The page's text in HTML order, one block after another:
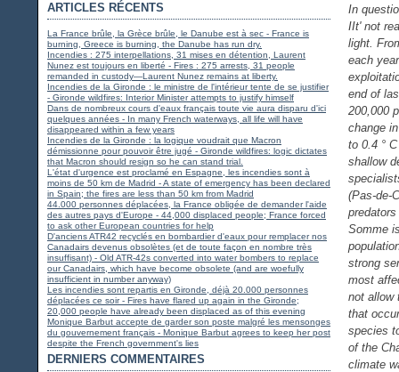
ARTICLES RÉCENTS
La France brûle, la Grèce brûle, le Danube est à sec - France is
burning, Greece is burning, the Danube has run dry.
Incendies : 275 interpellations, 31 mises en détention, Laurent
Nunez est toujours en liberté - Fires : 275 arrests, 31 people
remanded in custody—Laurent Nunez remains at liberty.
Incendies de la Gironde : le ministre de l'intérieur tente de se justifier
- Gironde wildfires: Interior Minister attempts to justify himself
Dans de nombreux cours d'eaux français toute vie aura disparu d'ici
quelques années - In many French waterways, all life will have
disappeared within a few years
Incendies de la Gironde : la logique voudrait que Macron
démissionne pour pouvoir être jugé - Gironde wildfires: logic dictates
that Macron should resign so he can stand trial.
L'état d'urgence est proclamé en Espagne, les incendies sont à
moins de 50 km de Madrid - A state of emergency has been declared
in Spain; the fires are less than 50 km from Madrid
44.000 personnes déplacées, la France obligée de demander l'aide
des autres pays d'Europe - 44,000 displaced people; France forced
to ask other European countries for help
D'anciens ATR42 recyclés en bombardier d'eaux pour remplacer nos
Canadairs devenus obsolètes (et de toute façon en nombre très
insuffisant) - Old ATR-42s converted into water bombers to replace
our Canadairs, which have become obsolete (and are woefully
insufficient in number anyway)
Les incendies sont repartis en Gironde, déjà 20.000 personnes
déplacées ce soir - Fires have flared up again in the Gironde;
20,000 people have already been displaced as of this evening
Monique Barbut accepte de garder son poste malgré les mensonges
du gouvernement français - Monique Barbut agrees to keep her post
despite the French government's lies
DERNIERS COMMENTAIRES
In
IIt' not
light.
each
end of
200,000
change
to 0.4 °
shallow
(Pas-de-
Somme
strong
most
not allow
that
species
of the
climate